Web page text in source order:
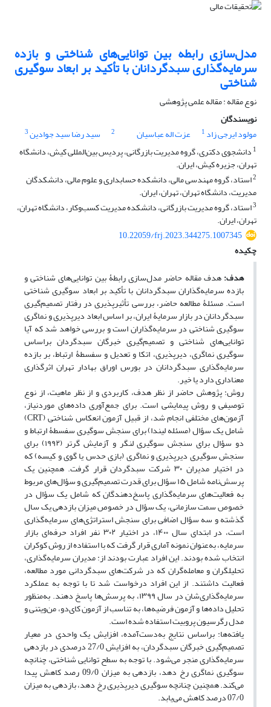
مدل‌سازی رابطه بین توانایی‌های شناختی و بازده
سرمایه‌گذاری سبدگردانان با تأکید بر ابعاد سوگیری‌
شناختی
نوع مقاله : مقاله علمی پژوهشی
نویسندگان
مولود ایرجی زاد 1 عزت اله عباسیان 2 سید رضا سید جوادین3
1 دانشجوی دکتری، گروه مدیریت بازرگانی، پردیس بین‌المللی کیش، دانشگاه
تهران، جزیره کیش، ایران.
2استاد، گروه مهندسی مالی، دانشکده حسابداری و علوم مالی، دانشکدگان
مدیریت، دانشگاه تهران، تهران، ایران.
3استاد، گروه مدیریت بازرگانی، دانشکده مدیریت کسب‌وکار، دانشگاه تهران،
تهران، ایران.
10.22059/frj.2023.344275.1007345
چکیده
هدف:هدف مقاله حاضر مدل‌سازی رابطۀ بین توانایی‌های شناختی و
بازده سرمایه‌گذاران سبدگردانان با تأکید بر ابعاد سوگیری شناختی
است. مسئلۀ مطالعه حاضر، بررسی تأثیرپذیری در رفتار تصمیم‌گیری
سبدگردانان در بازار سرمایۀ ایران، بر اساس ابعاد دیرپذیری و نماگری
سوگیری شناختی در سرمایه‌گذاران است و بررسی خواهد شد که آیا
توانایی‌های شناختی و تصمیم‌گیری خبرگان سبدگردان براساس
سوگیری نماگری، دیرپذیری، اتکا و تعدیل و سفسطۀ ارتباط، بر بازده
سرمایه‌گذاری سبدگردانان در بورس اوراق بهادار تهران اثرگذاری
معناداری دارد یا خیر.
روش: پژوهش حاضر از نظر هدف، کاربردی و از نظر ماهیت، از نوع
توصیفی و روش پیمایشی است. برای جمع‌آوری داده‌های موردنیاز،
آزمون‌های مختلفی انجام شد، از قبیل آزمون انعکاس شناختی (CRT)
شامل یک سؤال (مسئله لیندا) برای سنجش سوگیری سفسطۀ ارتباط و
دو سؤال برای سنجش سوگیری لنگر و آزمایش گرتر (۱۹۹۲) برای
سنجش سوگیری دیرپذیری و نماگری (بازی حدس یا گوی و کیسه) که
در اختیار مدیران ۳۰ شرکت سبدگردان قرار گرفت. همچنین یک
پرسش‌نامه شامل ۱۵ سؤال برای قدرت تصمیم‌گیری و سؤال‌های مربوط
به فعالیت‌های سرمایه‌گذاری پاسخ‌دهندگان که شامل یک سؤال در
خصوص سمت سازمانی، یک سؤال در خصوص میزان بازدهی یک سال
گذشته و سه سؤال اضافی برای سنجش استراتژی‌های سرمایه‌گذاری
است، در ابتدای سال ۱۴۰۰، در اختیار ۳۰۲ نفر افراد حرفه‌ای بازار
سرمایه، به‌عنوان نمونه آماری قرار گرفت که با استفاده از روش کوکران
انتخاب شده بودند. این افراد عبارت بودند از: مدیران سرمایه‌گذاری،
تحلیلگران و معامله‌گران که در شرکت‌های سبدگردانی مورد مطالعه،
فعالیت داشتند. از این افراد درخواست شد تا با توجه به عملکرد
سرمایه‌گذاری‌شان در سال ۱۳۹۹، به پرسش‌ها پاسخ دهند. به‌منظور
تحلیل داده‌ها و آزمون فرضیه‌ها، به تناسب از آزمون کای‌دو، من‌ویتنی و
مدل رگرسیون پروبیت استفاده شده است.
یافته‌ها: براساس نتایج به‌دست‌آمده، افزایش یک واحدی در معیار
تصمیم‌گیری خبرگان سبدگردان، به افزایش 27/0 درصدی در بازدهی
سرمایه‌گذاری منجر می‌شود. با توجه به سطح توانایی شناختی، چنانچه
سوگیری نماگری رخ دهد، بازدهی به میزان 09/0 رصد کاهش پیدا
می‌کند. همچنین چنانچه سوگیری دیرپذیری رخ دهد، بازدهی به میزان
07/0 درصد کاهش می‌یابد.